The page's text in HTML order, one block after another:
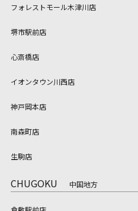
フォレストモール木津川店
堺市駅前店
心斎橋店
イオンタウン川西店
神戸岡本店
南森町店
生駒店
CHUGOKU 中国地方